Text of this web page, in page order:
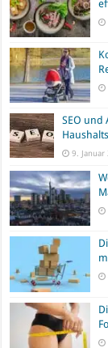
SEO und
9. Januar